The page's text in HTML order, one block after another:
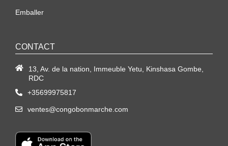
Emballer
CONTACT
13, Av. de la nation, Immeuble Yetu, Kinshasa Gombe,
RDC
+35699975817
ventes@congobonmarche.com